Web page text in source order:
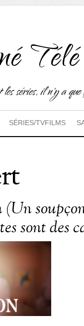
séries, il n'y a
SÉRIES/TVFILMS
sont des